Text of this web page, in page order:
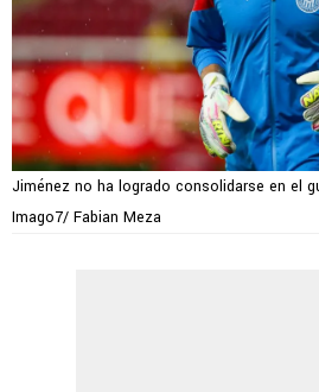
Jiménez no ha logrado consolidarse en el
Imago7/ Fabian Meza